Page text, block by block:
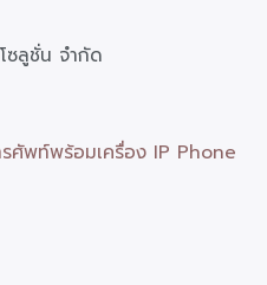
ลูชั่น จำกัด
รศัพท์พร้อมเครื่อง IP Phone